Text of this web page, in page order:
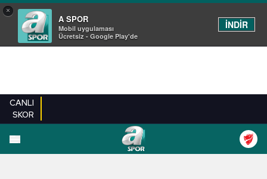
×
A SPOR
Mobil uygulaması
Ücretsiz - Google Play'de
İNDİR
CANLI
SKOR